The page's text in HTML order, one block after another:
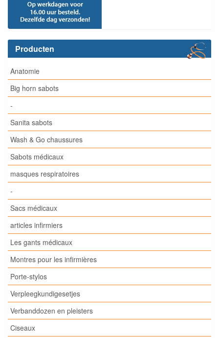
Producten
Anatomie
Big horn sabots
-
Sanita sabots
Wash & Go chaussures
Sabots médicaux
masques respiratoires
-
Sacs médicaux
articles infirmiers
Les gants médicaux
Montres pour les infirmières
Porte-stylos
Verpleegkundigesetjes
Verbanddozen en pleisters
Ciseaux